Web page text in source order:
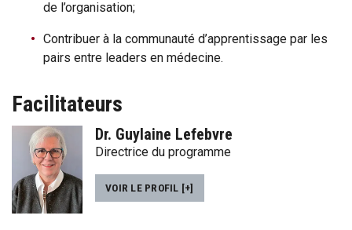
de l’organisation;
Contribuer à la communauté d’apprentissage par les
pairs entre leaders en médecine.
Facilitateurs
Dr. Guylaine Lefebvre
Directrice du programme
VOIR LE PROFIL [+]